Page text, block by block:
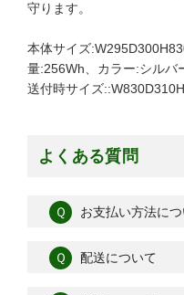
守ります。
本体サイズ
量:256Wh、カラー:シルバ
送付時サイズ
よくある質問
Ｑ お支払い方法に
Ｑ 配送について